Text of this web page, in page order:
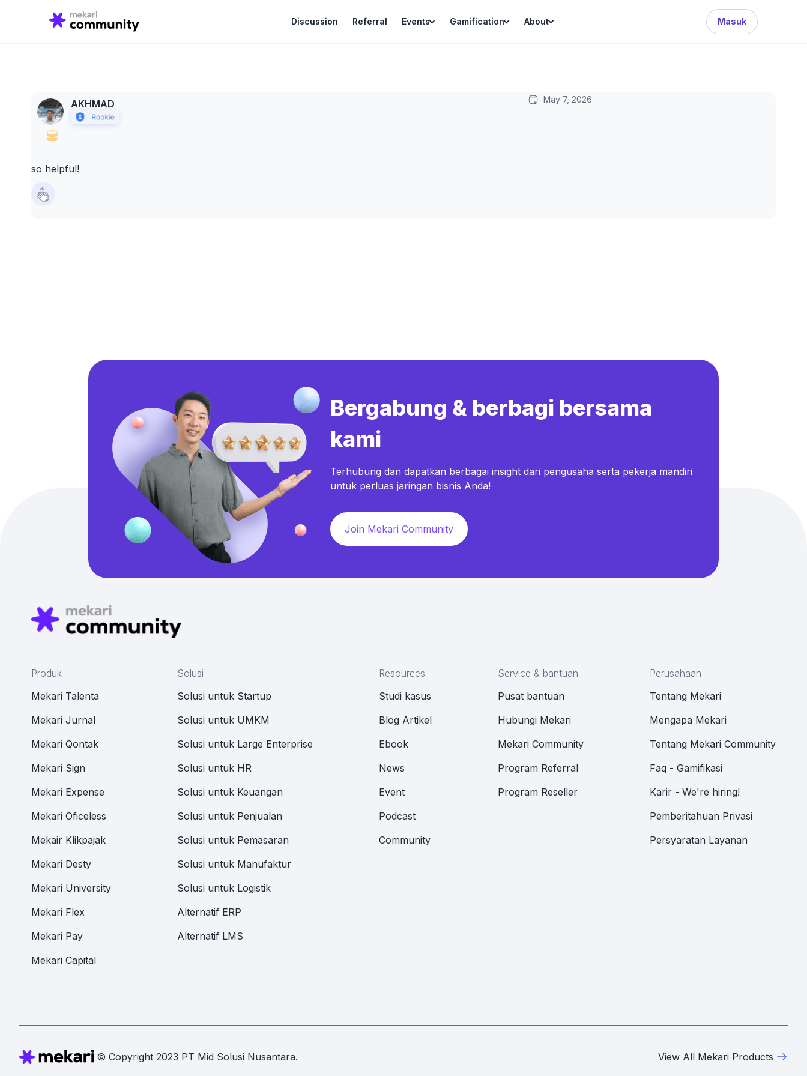
Discussion Referral Events Gamification About Masuk
for:
Search Button
AKHMAD May 7, 2026
so helpful!
Bergabung & berbagi bersama
kami
Terhubung dan dapatkan berbagai insight dari pengusaha serta pekerja mandiri
untuk perluas jaringan bisnis Anda!
Join Mekari Community
Produk
Mekari Talenta
Mekari Jurnal
Mekari Qontak
Mekari Sign
Mekari Expense
Mekari Oficeless
Mekair Klikpajak
Mekari Desty
Mekari University
Mekari Flex
Mekari Pay
Mekari Capital
Solusi
Solusi untuk Startup
Solusi untuk UMKM
Solusi untuk Large Enterprise
Solusi untuk HR
Solusi untuk Keuangan
Solusi untuk Penjualan
Solusi untuk Pemasaran
Solusi untuk Manufaktur
Solusi untuk Logistik
Alternatif ERP
Alternatif LMS
Resources
Studi kasus
Blog Artikel
Ebook
News
Event
Podcast
Community
Service & bantuan
Pusat bantuan
Hubungi Mekari
Mekari Community
Program Referral
Program Reseller
Perusahaan
Tentang Mekari
Mengapa Mekari
Tentang Mekari Community
Faq - Gamifikasi
Karir - We're hiring!
Pemberitahuan Privasi
Persyaratan Layanan
© Copyright 2023 PT Mid Solusi Nusantara. View All Mekari Products